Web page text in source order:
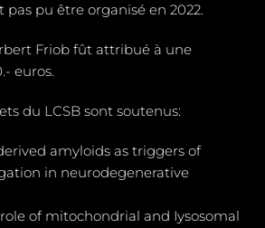
pu être organisé en 2022.
Friob fût attribué à une
euros.
du LCSB sont soutenus:
amyloids as triggers of
in neurodegenerative
of mitochondrial and Iysosomal